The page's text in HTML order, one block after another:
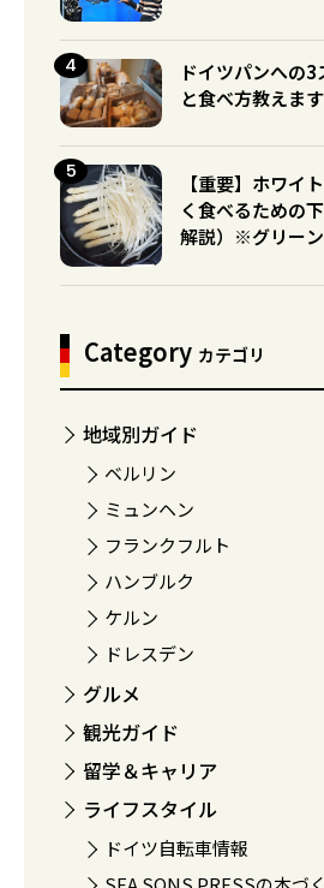
ドイツパンへの
と食べ方教えます
【重要】ホワイ
く食べるための
解説）※グリーン
Category カテゴリ
地域別ガイド
ベルリン
ミュンヘン
フランクフルト
ハンブルク
ケルン
ドレスデン
グルメ
観光ガイド
留学＆キャリア
ライフスタイル
ドイツ自転車情報